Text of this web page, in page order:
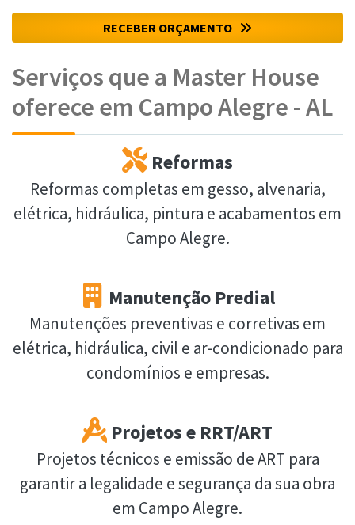
RECEBER ORÇAMENTO
Serviços que a Master House
oferece em Campo Alegre - AL
Reformas
Reformas completas em gesso, alvenaria,
elétrica, hidráulica, pintura e acabamentos em
Campo Alegre.
Manutenção Predial
Manutenções preventivas e corretivas em
elétrica, hidráulica, civil e ar-condicionado para
condomínios e empresas.
Projetos e RRT/ART
Projetos técnicos e emissão de ART para
garantir a legalidade e segurança da sua obra
em Campo Alegre.